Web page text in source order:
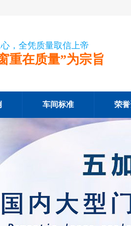
，全凭质量取信上帝
重在质量”为宗旨
车间标准 荣